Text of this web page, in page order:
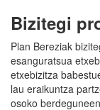
Bizitegi
Plan Bereziak
esanguratsua
etxebizitza
lau eraikuntza
osoko